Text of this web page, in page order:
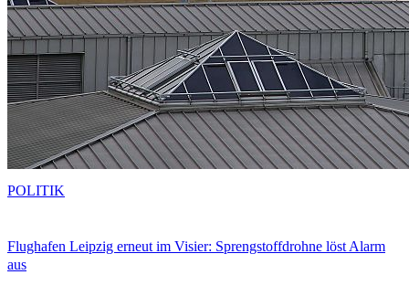
Flughafen Leipzig erneut im Visier: Sprengstoffdrohne löst Alarm
aus
POLITIK